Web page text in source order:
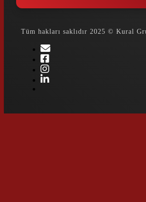
Tüm hakları saklıdır 2025 © Kural